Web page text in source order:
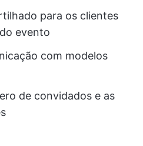
para os clientes
evento
com modelos
de convidados e as